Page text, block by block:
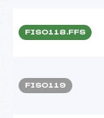
FIS0118.FFS
FIS0119